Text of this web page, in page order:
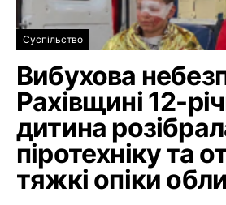
Суспільство
Вибухова
Рахівщині 12-
дитина
піротехніку та
тяжкі опіки